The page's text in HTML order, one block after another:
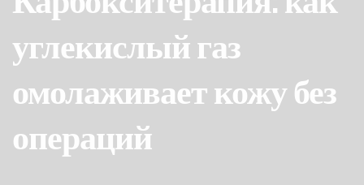
углекислый газ
омолаживает кожу без
операций